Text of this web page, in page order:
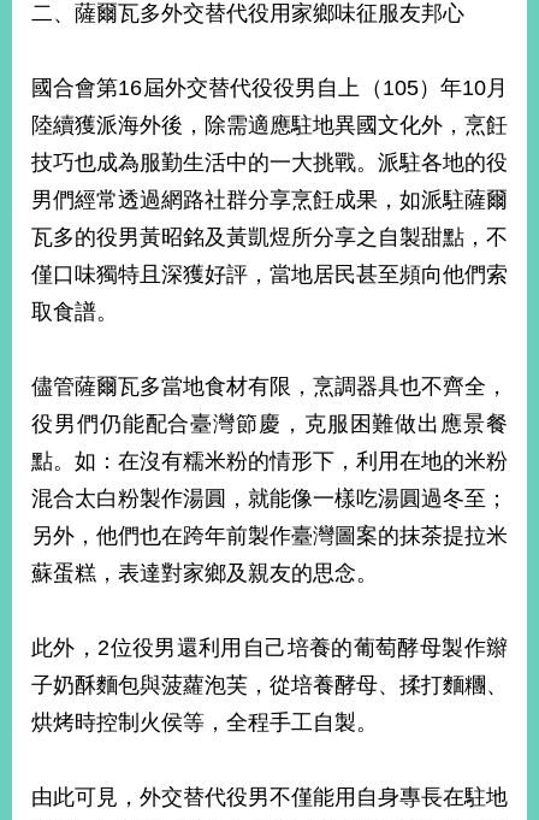
二、薩爾瓦多外交替代役用家鄉味征服友邦心
國合會第16屆外交替代役役男自上（105）年10月
陸續獲派海外後，除需適應駐地異國文化外，烹飪
技巧也成為服勤生活中的一大挑戰。派駐各地的役
男們經常透過網路社群分享烹飪成果，如派駐薩爾
瓦多的役男黃昭銘及黃凱煜所分享之自製甜點，不
僅口味獨特且深獲好評，當地居民甚至頻向他們索
取食譜。
儘管薩爾瓦多當地食材有限，烹調器具也不齊全，
役男們仍能配合臺灣節慶，克服困難做出應景餐
點。如：在沒有糯米粉的情形下，利用在地的米粉
混合太白粉製作湯圓，就能像一樣吃湯圓過冬至；
另外，他們也在跨年前製作臺灣圖案的抹茶提拉米
蘇蛋糕，表達對家鄉及親友的思念。
此外，2位役男還利用自己培養的葡萄酵母製作辮
子奶酥麵包與菠蘿泡芙，從培養酵母、揉打麵糰、
烘烤時控制火侯等，全程手工自製。
由此可見，外交替代役男不僅能用自身專長在駐地